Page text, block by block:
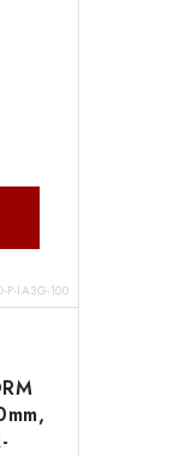
P-IA3G-100